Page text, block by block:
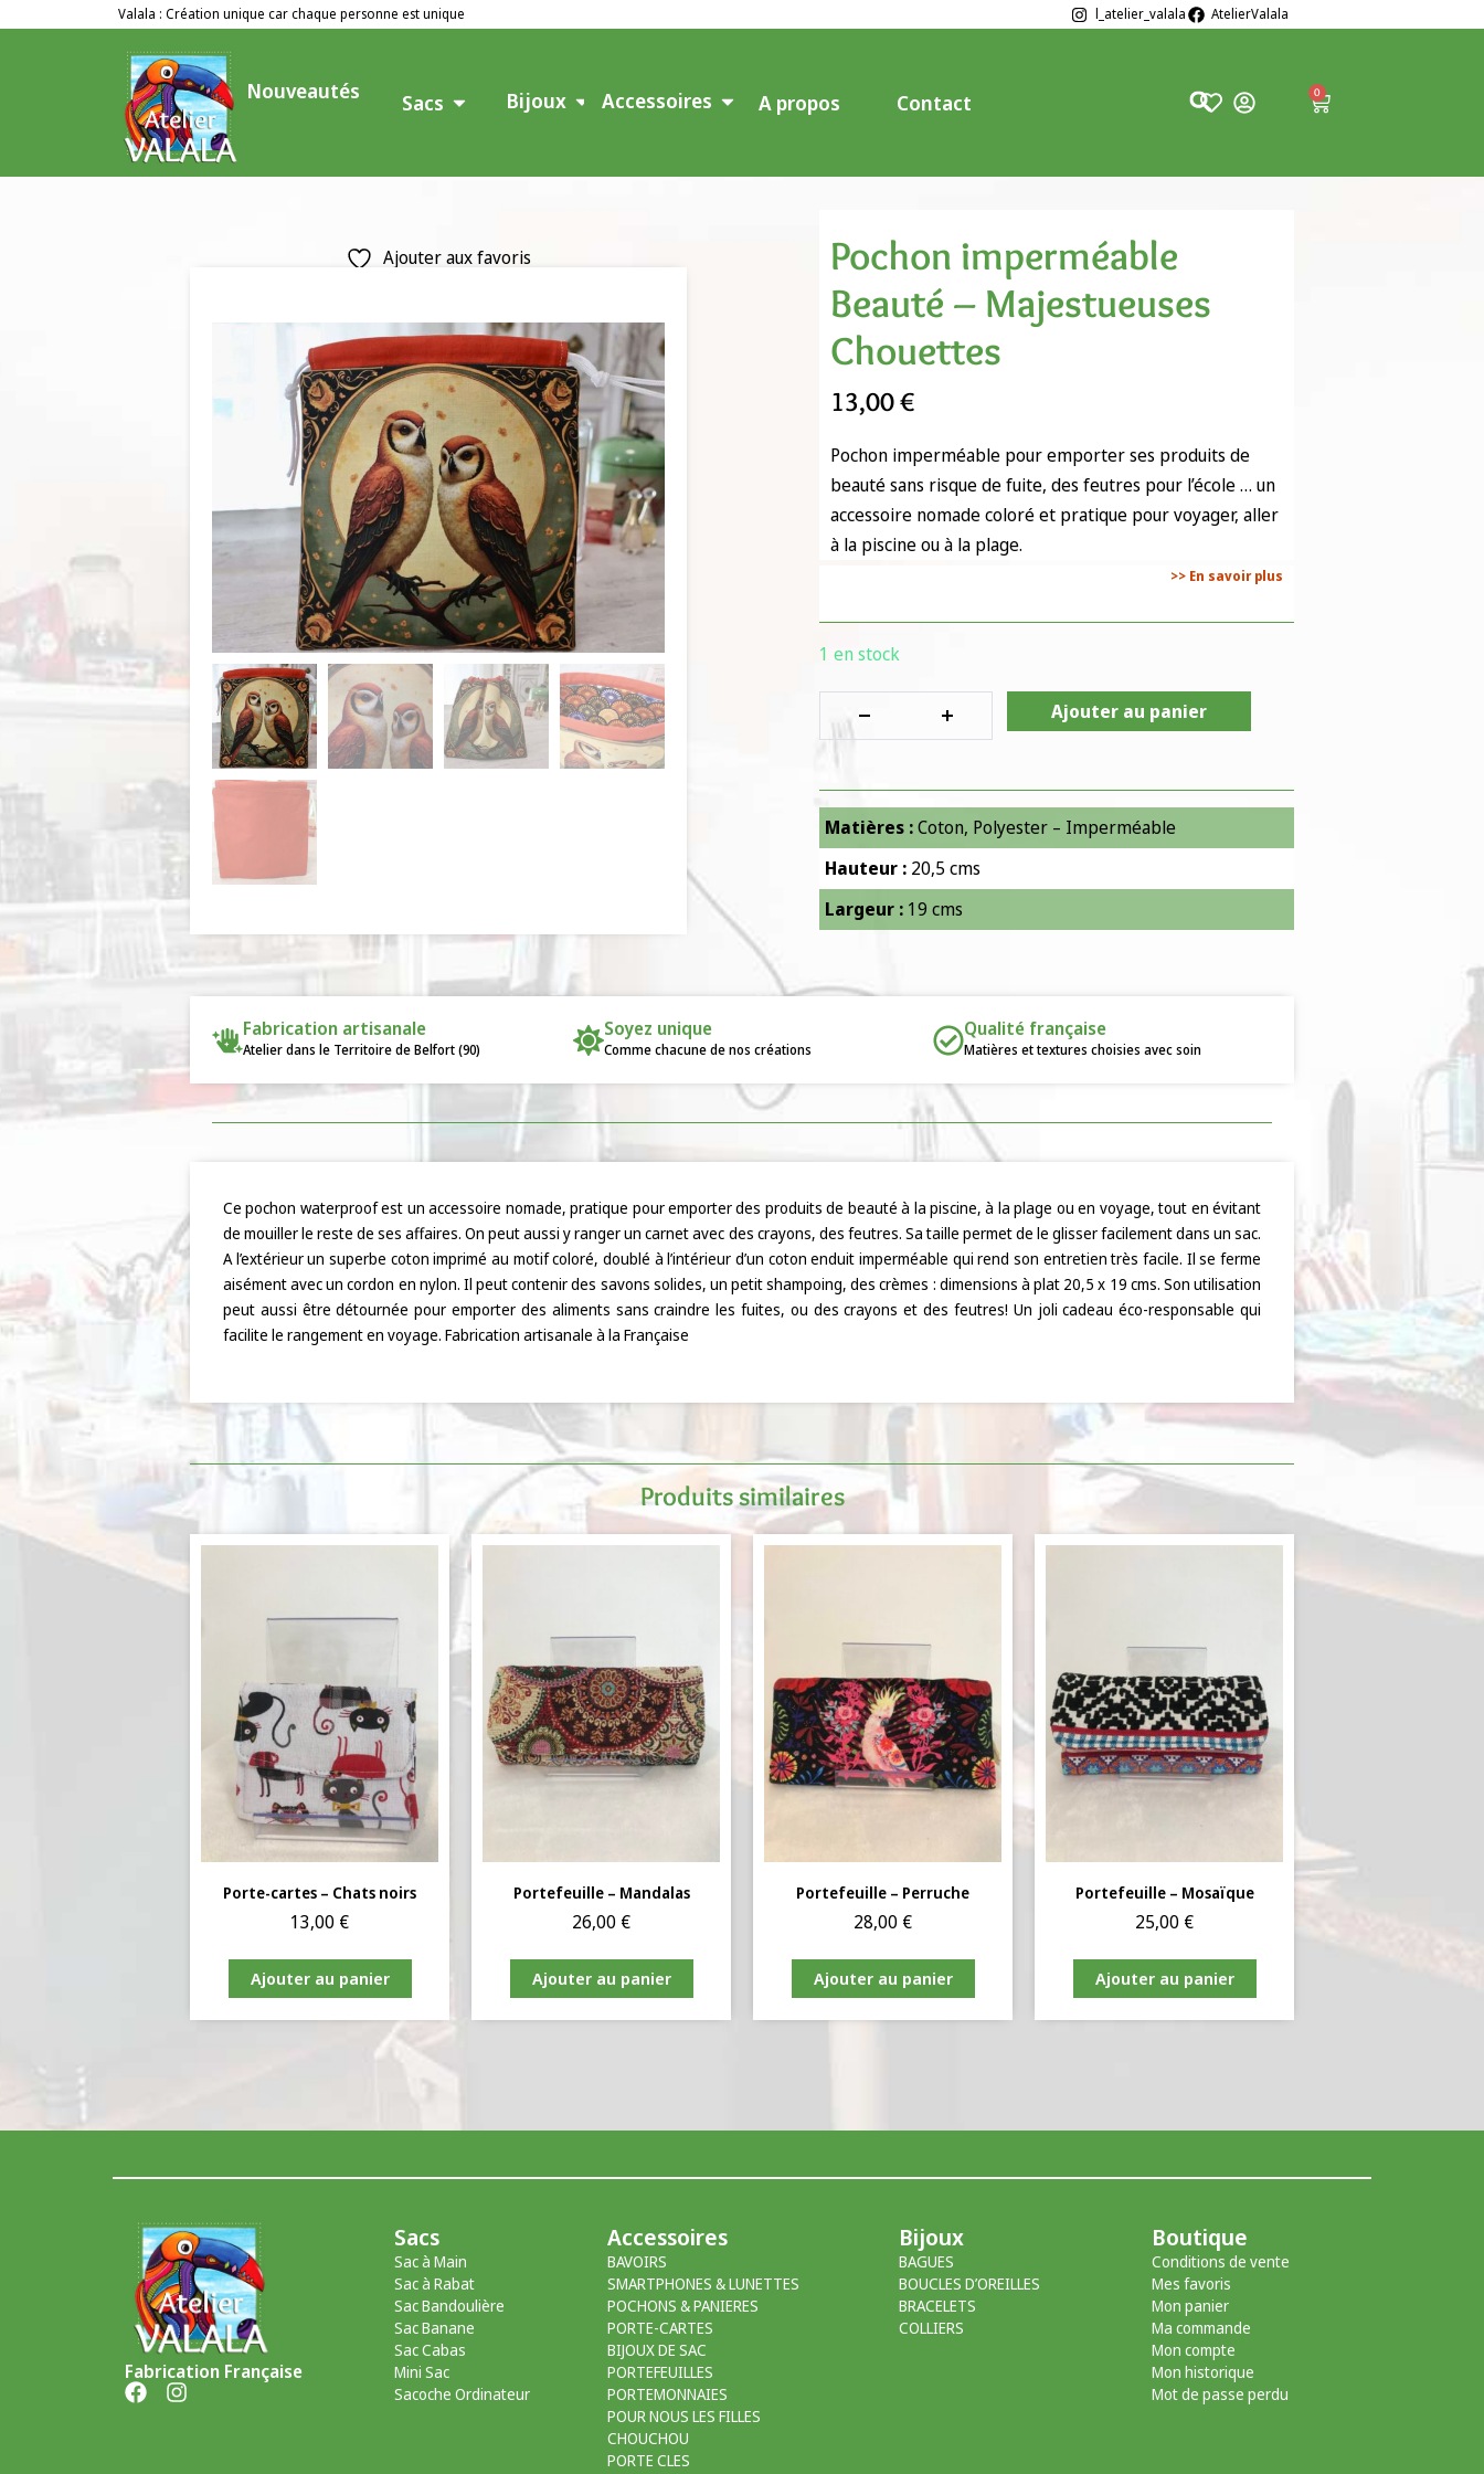
Valala : Création unique car chaque personne est unique l_atelier_valala AtelierValala
Nouveautés Sacs Bijoux Accessoires A propos Contact 0
Ajouter aux favoris
Pochon imperméable
Beauté – Majestueuses
Chouettes
13,00€
Pochon imperméable pour emporter ses produits de
beauté sans risque de fuite, des feutres pour l’école … un
accessoire nomade coloré et pratique pour voyager, aller
à la piscine ou à la plage.
>> En savoir plus
1 en stock
Ajouter au panier
Matières :Coton, Polyester – Imperméable
Hauteur : 20,5 cms
Largeur : 19 cms
Fabrication artisanale
Atelier dans le Territoire de Belfort (90)
Soyez unique
Comme chacune de nos créations
Qualité française
Matières et textures choisies avec soin
Ce pochon waterproof est un accessoire nomade, pratique pour emporter des produits de beauté à la piscine, à la plage ou en voyage, tout en évitant
de mouiller le reste de ses affaires. On peut aussi y ranger un carnet avec des crayons, des feutres. Sa taille permet de le glisser facilement dans un sac.
A l’extérieur un superbe coton imprimé au motif coloré, doublé à l’intérieur d’un coton enduit imperméable qui rend son entretien très facile. Il se ferme
aisément avec un cordon en nylon. Il peut contenir des savons solides, un petit shampoing, des crèmes : dimensions à plat 20,5 x 19 cms. Son utilisation
peut aussi être détournée pour emporter des aliments sans craindre les fuites, ou des crayons et des feutres! Un joli cadeau éco-responsable qui
facilite le rangement en voyage. Fabrication artisanale à la Française
Produits similaires
Porte-cartes – Chats noirs
13,00 €
Ajouter au panier
Portefeuille – Mandalas
26,00 €
Ajouter au panier
Portefeuille – Perruche
28,00 €
Ajouter au panier
Portefeuille – Mosaïque
25,00 €
Ajouter au panier
Fabrication Française
Sacs
Sac à Main
Sac à Rabat
Sac Bandoulière
Sac Banane
Sac Cabas
Mini Sac
Sacoche Ordinateur
Accessoires
BAVOIRS
SMARTPHONES & LUNETTES
POCHONS & PANIERES
PORTE-CARTES
BIJOUX DE SAC
PORTEFEUILLES
PORTEMONNAIES
POUR NOUS LES FILLES
CHOUCHOU
PORTE CLES
Bijoux
BAGUES
BOUCLES D’OREILLES
BRACELETS
COLLIERS
Boutique
Conditions de vente
Mes favoris
Mon panier
Ma commande
Mon compte
Mon historique
Mot de passe perdu